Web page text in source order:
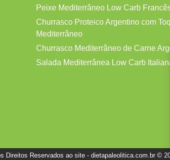
Peixe Mediterrâneo Low Carb
Churrasco Proteico Argentino com
Mediterrâneo
Churrasco Mediterrâneo de Carne
Salada Mediterrânea Low Carb
Direitos Reservados ao site - dietapaleolitica.com.br ©